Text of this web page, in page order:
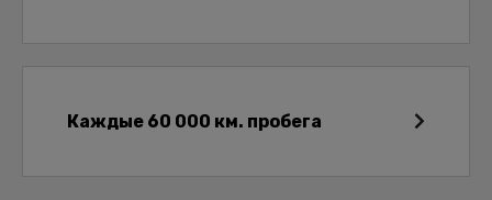
Каждые 60 000 км. пробега